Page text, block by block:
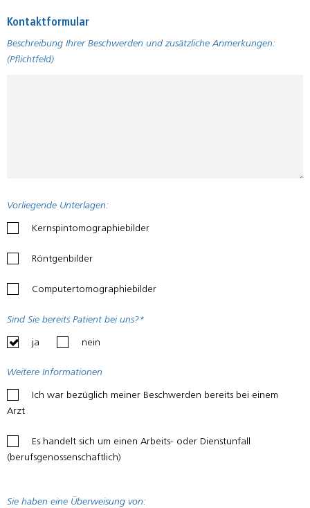
Kontaktformular
Please
leave
Beschreibung Ihrer Beschwerden und zusätzliche Anmerkungen:
(Pflichtfeld)
Vorliegende Unterlagen:
Kernspintomographiebilder
Röntgenbilder
Computertomographiebilder
Sind Sie bereits Patient bei uns?*
ja nein
Weitere Informationen
Ich war bezüglich meiner Beschwerden bereits bei einem
Arzt
Es handelt sich um einen Arbeits- oder Dienstunfall
(berufsgenossenschaftlich)
Sie haben eine Überweisung von: